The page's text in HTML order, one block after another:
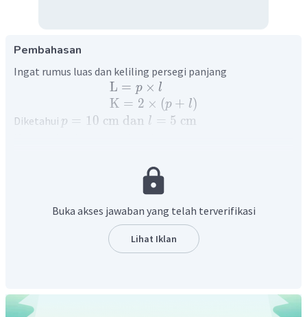
Pembahasan
Ingat rumus luas dan keliling persegi panjang
L = p × l
K = 2 × (p + l)
Diketahui p = 10 cm dan l = 5 cm
Menentukan keliling persegi panjang.
Buka akses jawaban yang telah terverifikasi
Lihat Iklan